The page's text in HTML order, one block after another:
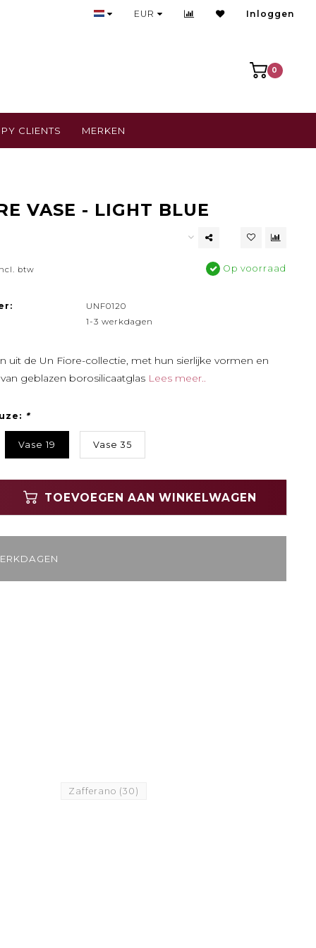
Bezoek onze gezellige winkel
EUR Inloggen
0
CLIENTS MERKEN
VASE - LIGHT BLUE
btw Op voorraad
UNF0120
1-3 werkdagen
uit de Un Fiore-collectie, met hun sierlijke vormen en
geblazen borosilicaatglas Lees meer..
*
Vase 19 Vase 35
TOEVOEGEN AAN WINKELWAGEN
Zafferano (30)